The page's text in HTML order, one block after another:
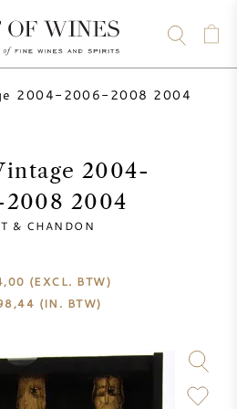
2004-2006-2008 2004
2004-
2004
& CHANDON
(EXCL. BTW)
(IN. BTW)